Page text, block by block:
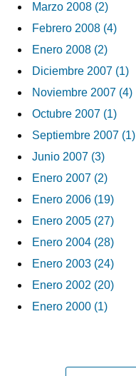
Marzo 2008 (2)
Febrero 2008 (4)
Enero 2008 (2)
Diciembre 2007 (1)
Noviembre 2007 (4)
Octubre 2007 (1)
Septiembre 2007 (1)
Junio 2007 (3)
Enero 2007 (2)
Enero 2006 (19)
Enero 2005 (27)
Enero 2004 (28)
Enero 2003 (24)
Enero 2002 (20)
Enero 2000 (1)